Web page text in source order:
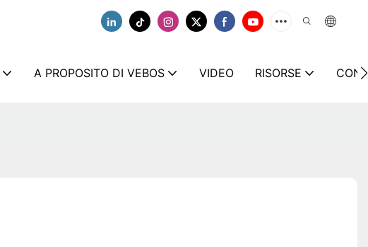
A PROPOSITO DI VEBOS VIDEO RISORSE